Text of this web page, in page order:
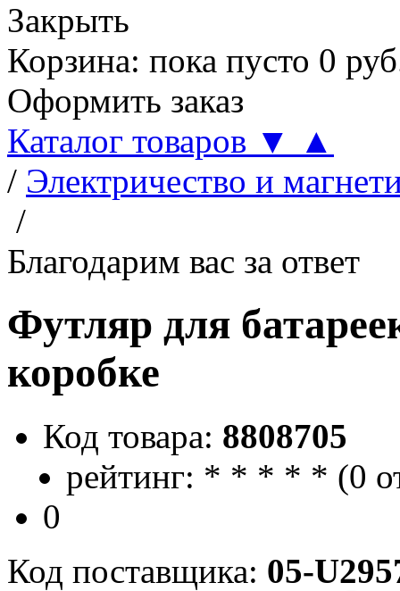
Закрыть
Корзина: пока пусто 0
Оформить заказ
Каталог товаров ▼
▲
/ Электричество и
/
Благодарим вас за ответ
Футляр для
коробке
Код товара: 8808705
рейтинг: * * * * * (0
0
Код поставщика: 05-